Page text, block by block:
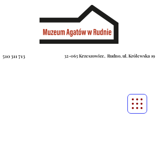
32-065 Krzeszowice, Rudno, ul. Królewska 19
510 311 713